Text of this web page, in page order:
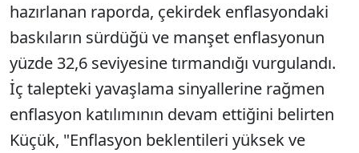
hazırlanan raporda, çekirdek enflasyondaki
baskıların sürdüğü ve manşet enflasyonun
yüzde 32,6 seviyesine tırmandığı vurgulandı.
İç talepteki yavaşlama sinyallerine rağmen
enflasyon katılımının devam ettiğini belirten
Küçük, "Enflasyon beklentileri yüksek ve